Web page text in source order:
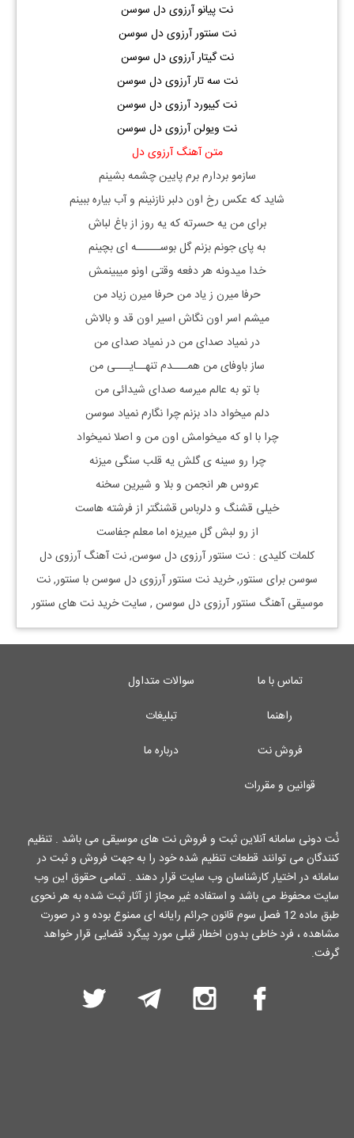
نت پیانو آرزوی دل سوسن
نت سنتور آرزوی دل سوسن
نت گیتار آرزوی دل سوسن
نت سه تار آرزوی دل سوسن
نت کیبورد آرزوی دل سوسن
نت ویولن آرزوی دل سوسن
متن آهنگ آرزوی دل
سازمو بردارم برم پایین چشمه بشینم
شاید که عکس رخ اون دلبر نازنینم و آب بیاره ببینم
برای من یه حسرته که یه روز از باغ لباش
به پای جونم بزنم گل بوســـــه ای بچینم
خدا میدونه هر دفعه وقتی اونو میبینمش
حرفا میرن ز یاد من حرفا میرن زیاد من
میشم اسر اون نگاش اسیر اون قد و بالاش
در نمیاد صدای من در نمیاد صدای من
ساز باوفای من همـــدم تنهــایـــی من
با تو به عالم میرسه صدای شیدائی من
دلم میخواد داد بزنم چرا نگارم نمیاد سوسن
چرا با او که میخوامش اون من و اصلا نمیخواد
چرا رو سینه ی گلش یه قلب سنگی میزنه
عروس هر انجمن و بلا و شیرین سخنه
خیلی قشنگ و دلرباس قشنگتر از فرشته هاست
از رو لبش گل میریزه اما معلم جفاست
کلمات کلیدی : نت سنتور آرزوی دل سوسن, نت آهنگ آرزوی دل
سوسنبرای سنتور, خرید نت سنتور آرزوی دل سوسنبا سنتور, نت
موسیقی آهنگ سنتور آرزوی دل سوسن , سایت خرید نت های سنتور
تماس با ما
سوالات متداول
راهنما
تبلیغات
فروش نت
درباره ما
قوانین و مقررات
نُت دونی سامانه آنلاین ثبت و فروش نت های موسیقی می باشد . تنظیم
کنندگان می توانند قطعات تنظیم شده خود را به جهت فروش و ثبت در
سامانه در اختیار کارشناسان وب سایت قرار دهند . تمامی حقوق این وب
سایت محفوظ می باشد و استفاده غیر مجاز از آثار ثبت شده به هر نحوی
طبق ماده 12 فصل سوم قانون جرائم رایانه ای ممنوع بوده و در صورت
مشاهده ، فرد خاطی بدون اخطار قبلی مورد پیگرد قضایی قرار خواهد
گرفت.